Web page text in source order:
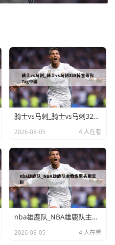
骑士vs马刺_骑士vs马刺328惊喜等你7zg中国
2026-08-05 4 人在看
nba雄鹿队_NBA雄鹿队主教练里夫斯离职
2026-08-05 4 人在看